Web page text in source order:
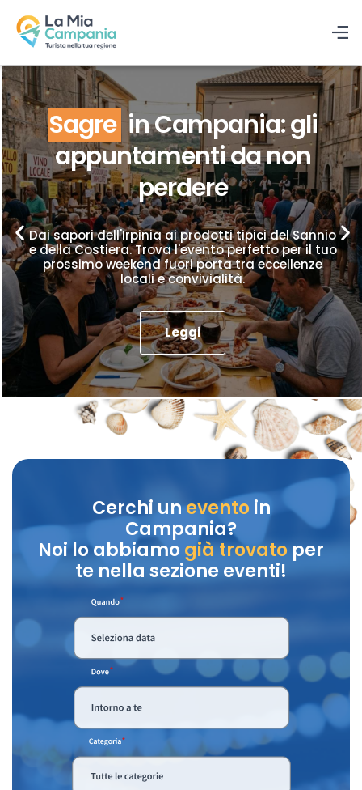
Sagre in Campania: gli
appuntamenti da non
perdere
Dai sapori dell'Irpinia ai prodotti tipici del Sannio
e della Costiera. Trova l'evento perfetto per il tuo
prossimo weekend fuori porta tra eccellenze
locali e convivialità.
Leggi
Cerchi unevento in
Campania?
Noi lo abbiamo già trovatoper
te nella sezione eventi!